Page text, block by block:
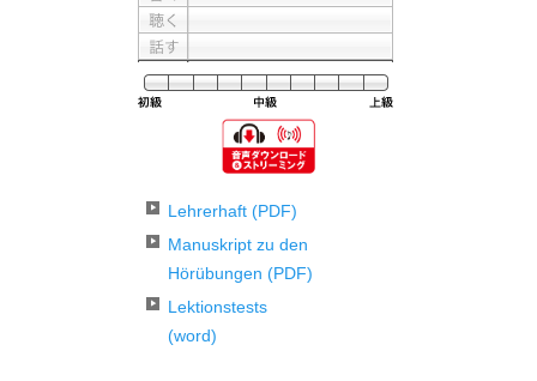
Lehrerhaft (PDF)
Manuskript zu den
Hörübungen (PDF)
Lektionstests
(word)